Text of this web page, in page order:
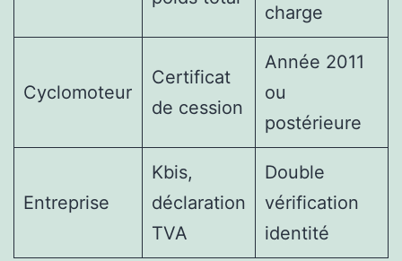
charge
Cyclomoteur
Certificat
de cession
Année 2011
ou
postérieure
Entreprise
Kbis,
déclaration
TVA
Double
vérification
identité